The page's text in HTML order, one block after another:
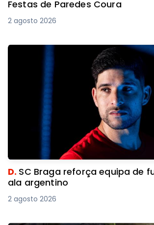
Festas de Paredes Coura
2 agosto 2026
D. SC Braga reforça equipa de
ala argentino
2 agosto 2026